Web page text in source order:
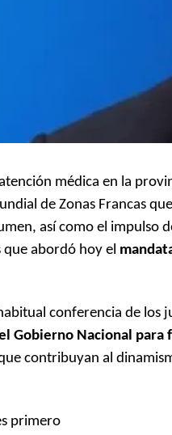
médica en la
de Zonas Francas
así como el impulso
que abordó hoy el
conferencia de los
Gobierno Nacional
contribuyan al
primero